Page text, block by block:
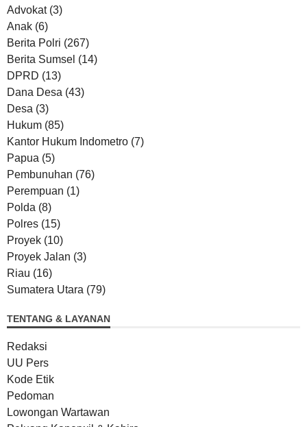
Advokat (3)
Anak (6)
Berita Polri (267)
Berita Sumsel (14)
DPRD (13)
Dana Desa (43)
Desa (3)
Hukum (85)
Kantor Hukum Indometro (7)
Papua (5)
Pembunuhan (76)
Perempuan (1)
Polda (8)
Polres (15)
Proyek (10)
Proyek Jalan (3)
Riau (16)
Sumatera Utara (79)
TENTANG & LAYANAN
Redaksi
UU Pers
Kode Etik
Pedoman
Lowongan Wartawan